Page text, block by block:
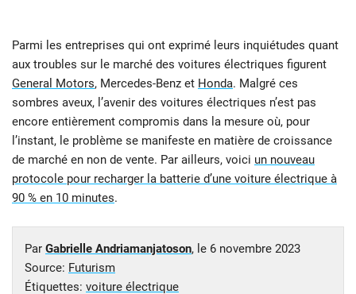
Parmi les entreprises qui ont exprimé leurs inquiétudes quant
aux troubles sur le marché des voitures électriques figurent
General Motors, Mercedes-Benz et Honda. Malgré ces
sombres aveux, l’avenir des voitures électriques n’est pas
encore entièrement compromis dans la mesure où, pour
l’instant, le problème se manifeste en matière de croissance
de marché en non de vente. Par ailleurs, voici un nouveau
protocole pour recharger la batterie d’une voiture électrique à
90 % en 10 minutes.
Par Gabrielle Andriamanjatoson, le 6 novembre 2023
Source: Futurism
Étiquettes: voiture électrique